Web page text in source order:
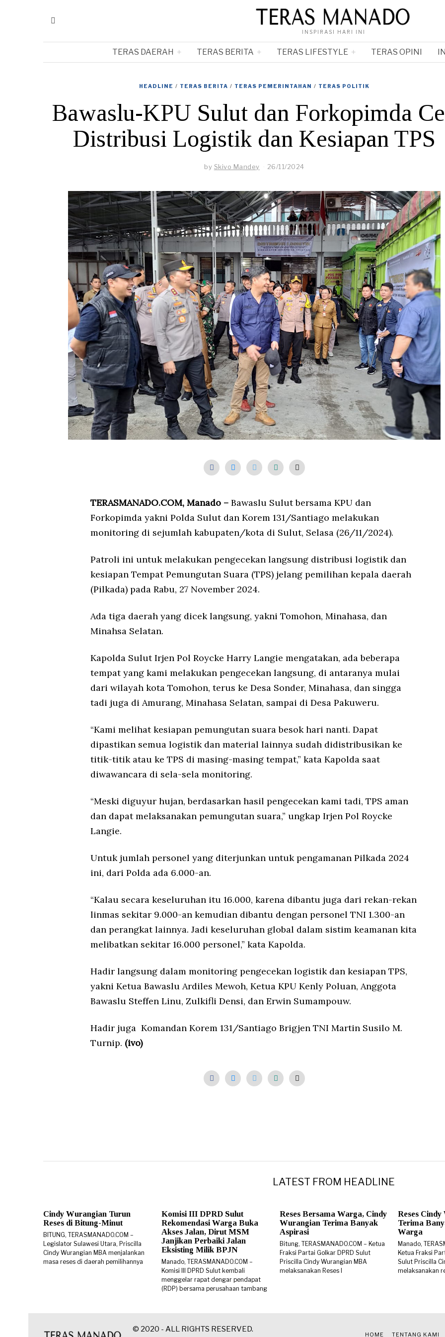
INSPIRASI HARI INI
TERAS DAERAH TERAS BERITA TERAS LIFESTYLE TERAS OPINI
HEADLINE / TERAS BERITA / TERAS PEMERINTAHAN / TERAS POLITIK
Bawaslu-KPU Sulut dan Forkopimda
Distribusi Logistik dan Kesiapan TPS
by Skivo Mandey 26/11/2024
1
1
/
2
0
2
4
TERASMANADO.COM, Manado – Bawaslu Sulut bersama KPU dan
Forkopimda yakni Polda Sulut dan Korem 131/Santiago melakukan
monitoring di sejumlah kabupaten/kota di Sulut, Selasa (26/11/2024).
Patroli ini untuk melakukan pengecekan langsung distribusi logistik dan
kesiapan Tempat Pemungutan Suara (TPS) jelang pemilihan kepala daerah
(Pilkada) pada Rabu, 27 November 2024.
Ada tiga daerah yang dicek langsung, yakni Tomohon, Minahasa, dan
Minahsa Selatan.
Kapolda Sulut Irjen Pol Roycke Harry Langie mengatakan, ada beberapa
tempat yang kami melakukan pengecekan langsung, di antaranya mulai
dari wilayah kota Tomohon, terus ke Desa Sonder, Minahasa, dan singga
tadi juga di Amurang, Minahasa Selatan, sampai di Desa Pakuweru.
“Kami melihat kesiapan pemungutan suara besok hari nanti. Dapat
dipastikan semua logistik dan material lainnya sudah didistribusikan ke
titik-titik atau ke TPS di masing-masing tempat,” kata Kapolda saat
diwawancara di sela-sela monitoring.
“Meski diguyur hujan, berdasarkan hasil pengecekan kami tadi, TPS aman
dan dapat melaksanakan pemungutan suara,” ungkap Irjen Pol Roycke
Langie.
Untuk jumlah personel yang diterjunkan untuk pengamanan Pilkada 2024
ini, dari Polda ada 6.000-an.
“Kalau secara keseluruhan itu 16.000, karena dibantu juga dari rekan-rekan
linmas sekitar 9.000-an kemudian dibantu dengan personel TNI 1.300-an
dan perangkat lainnya. Jadi keseluruhan global dalam sistim keamanan kita
melibatkan sekitar 16.000 personel,” kata Kapolda.
Hadir langsung dalam monitoring pengecekan logistik dan kesiapan TPS,
yakni Ketua Bawaslu Ardiles Mewoh, Ketua KPU Kenly Poluan, Anggota
Bawaslu Steffen Linu, Zulkifli Densi, dan Erwin Sumampouw.
Hadir juga Komandan Korem 131/Santiago Brigjen TNI Martin Susilo M.
Turnip. (ivo)
LATEST FROM HEADLINE
Cindy Wurangian Turun
Reses di Bitung-Minut
BITUNG, TERASMANADO.COM –
Legislator Sulawesi Utara, Priscilla
Cindy Wurangian MBA menjalankan
masa reses di daerah pemilihannya
Komisi III DPRD Sulut
Rekomendasi Warga Buka
Akses Jalan, Dirut MSM
Janjikan Perbaiki Jalan
Eksisting Milik BPJN
Manado, TERASMANADO.COM –
Komisi III DPRD Sulut kembali
menggelar rapat dengar pendapat
(RDP) bersama perusahaan tambang
Reses Bersama Warga, Cindy
Wurangian Terima Banyak
Aspirasi
Bitung, TERASMANADO.COM – Ketua
Fraksi Partai Golkar DPRD Sulut
Priscilla Cindy Wurangian MBA
melaksanakan Reses I
Reses
Terima
Warga
Manado,
Ketua Fraksi
Sulut Priscilla
melaksanakan
© 2020 - ALL RIGHTS RESERVED.
HOME TENTANG KAMI